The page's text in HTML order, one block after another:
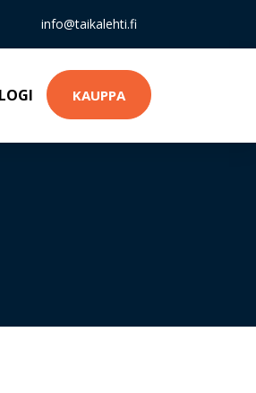
info@taikalehti.fi
KAUPPA